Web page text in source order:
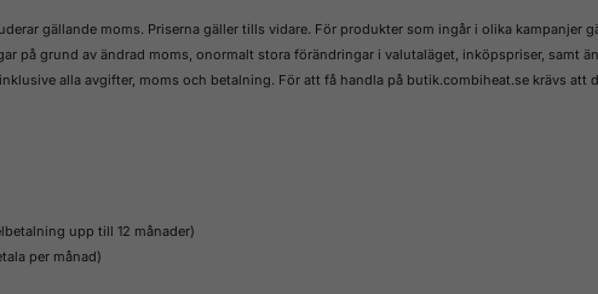
gällande moms. Priserna gäller tills vidare. För produkter som ingår i olika kampanjer
på grund av ändrad moms, onormalt stora förändringar i valutaläget, inköpspriser, samt
alla avgifter, moms och betalning. För att få handla på butik.combiheat.se krävs att
upp till 12 månader)
per månad)